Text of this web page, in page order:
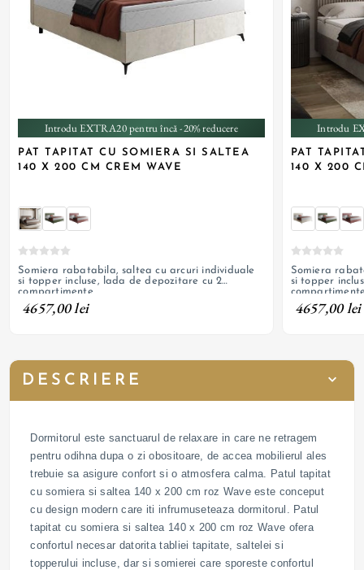
Introdu EXTRA20 pentru încă -20% reducere
PAT TAPITAT CU SOMIERA SI SALTEA
140 X 200 CM CREM WAVE
Somiera rabatabila, saltea cu arcuri individuale
si topper incluse, lada de depozitare cu 2
compartimente
4657,00 lei
Introdu
PAT
140 X 200
Somiera
si topper
4657,00 lei
DESCRIERE
Dormitorul este sanctuarul de relaxare in care ne retragem
pentru odihna dupa o zi obositoare, de accea mobilierul ales
trebuie sa asigure confort si o atmosfera calma. Patul tapitat
cu somiera si saltea 140 x 200 cm roz Wave este conceput
cu design modern care iti infrumuseteaza dormitorul. Patul
tapitat cu somiera si saltea 140 x 200 cm roz Wave ofera
confortul necesar datorita tabliei tapitate, saltelei si
topperului incluse, dar si somierei care sporeste confortul